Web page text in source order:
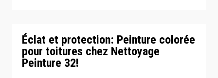
Éclat et protection: Peinture colorée
pour toitures chez Nettoyage
Peinture 32!